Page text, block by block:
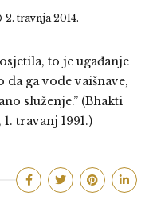
2. travnja 2014.
to je ugađanje
ga vode vaišnave,
služenje.” (Bhakti
travanj 1991.)